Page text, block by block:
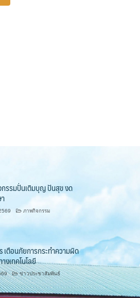
รรมปั่นเติมบุญ ปันสุข งด
ภาพกิจกรรม
ตือนภัยการกระทำความผิด
งเทคโนโลยี
ข่าวประชาสัมพันธ์